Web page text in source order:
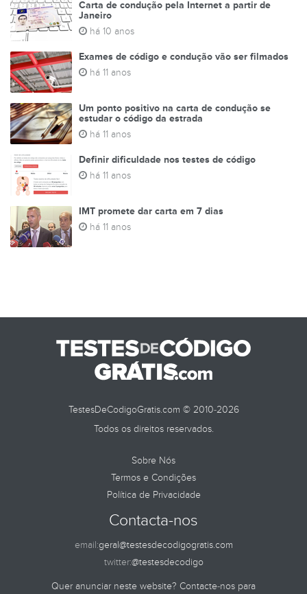
Carta de condução pela Internet a partir de
Janeiro
há 10 anos
Exames de código e condução vão ser filmados
há 11 anos
Um ponto positivo na carta de condução se
estudar o código da estrada
há 11 anos
Definir dificuldade nos testes de código
há 11 anos
IMT promete dar carta em 7 dias
há 11 anos
TestesDeCodigoGratis.com © 2010-2026
Todos os direitos reservados.
Sobre Nós
Termos e Condições
Política de Privacidade
Contacta-nos
email:geral@testesdecodigogratis.com
twitter:@testesdecodigo
Quer anunciar neste website? Contacte-nos para